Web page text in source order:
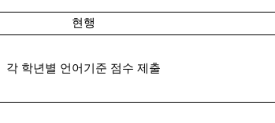
현행
각 학년별 언어기준 점수 제출